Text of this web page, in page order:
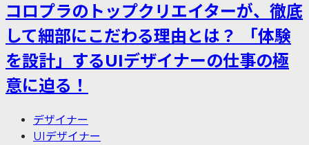
コロプラのトップクリエイターが、徹底
して細部にこだわる理由とは？ 「体験
を設計」するUIデザイナーの仕事の極
意に迫る！
デザイナー
UIデザイナー